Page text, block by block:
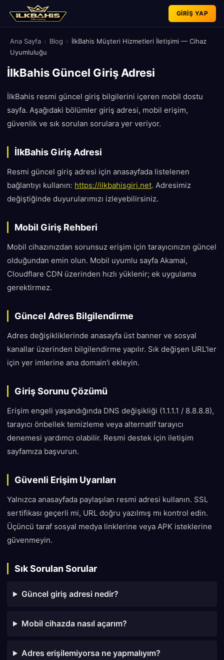
GIRIŞ YAP
Ana Sayfa › Blog › İlkBahis Müşteri Hizmetleri İletişimi — Cihaz
Uyumluluğu
İlkBahis Güncel Giriş Adresi
İlkBahis resmi güncel giriş bilgilerini içeren mobil dostu
sayfa. Aşağıdaki bölümler giriş adresi, mobil erişim,
güvenlik ve sık sorulan sorulara yer veriyor.
İlkBahis Giriş Adresi
Resmi güncel giriş adresi için anasayfada listelenen
bağlantıyı kullanın: https://ilkbahisgiri.net. Adresimiz
değiştiğinde duyurularımızı izleyebilirsiniz.
Mobil Giriş Rehberi
Mobil cihazınızdan sorunsuz erişim için tarayıcınızın güncel
olduğundan emin olun. Mobil uyumlu sayfa Akamai,
Cloudflare CDN üzerinden hızlı yüklenir; ek uygulama
gerektirmez.
Güncel Adres Bilgilendirme
Adres değişikliklerinde anasayfa üst banner ve sosyal
kanallar üzerinden bilgilendirme yapılır. Sık değişen URL'ler
için yer imlerine ana domain'i ekleyin.
Giriş Sorunu Çözümü
Erişim engeli yaşandığında DNS değişikliği (1.1.1.1 / 8.8.8.8),
tarayıcı önbellek temizleme veya alternatif tarayıcı
denemesi yardımcı olabilir. Resmi destek için iletişim
sayfamıza başvurun.
Güvenli Erişim Uyarıları
Yalnızca anasayfada paylaşılan resmi adresi kullanın. SSL
sertifikası geçerli mi, URL doğru yazılmış mı kontrol edin.
Üçüncü taraf sosyal medya linklerine veya APK isteklerine
güvenmeyin.
Sık Sorulan Sorular
Güncel giriş adresi nedir?
Mobil cihazda nasıl açarım?
Adres erişilemiyorsa ne yapmalıyım?